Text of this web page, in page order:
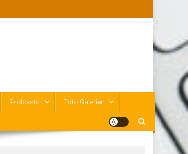
Podcasts Foto Galerien